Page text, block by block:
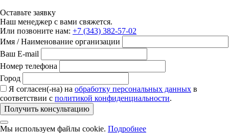
Оставьте заявку
Наш менеджер с вами свяжется.
Или позвоните нам: +7 (343) 382-57-02
Имя / Наименование организации
Ваш E-mail
Номер телефона
Город
Я согласен(-на) на обработку персональных данных в
соответствии с политикой конфиденциальности.
Получить консультацию
Мы используем файлы cookie. Подробнее